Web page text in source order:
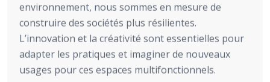
environnement, nous sommes en mesure de
construire des sociétés plus résilientes.
L’innovation et la créativité sont essentielles pour
adapter les pratiques et imaginer de nouveaux
usages pour ces espaces multifonctionnels.